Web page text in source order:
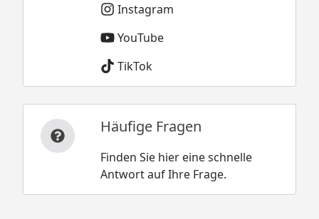
Instagram
YouTube
TikTok
Häufige Fragen
Finden Sie hier eine schnelle
Antwort auf Ihre Frage.